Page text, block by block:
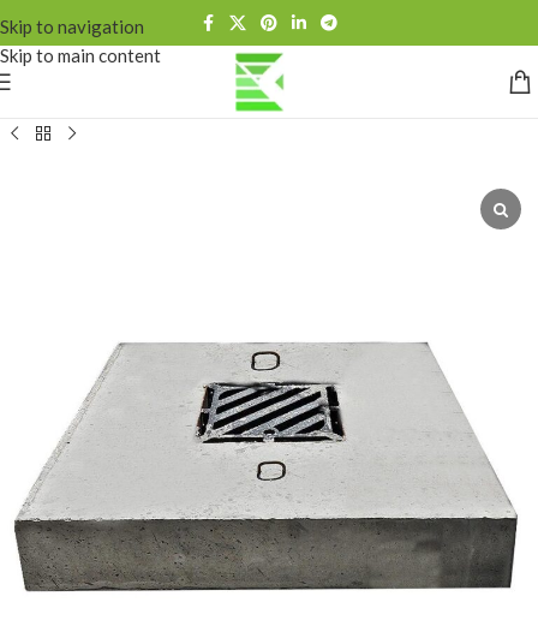
Skip to navigation
Skip to main content